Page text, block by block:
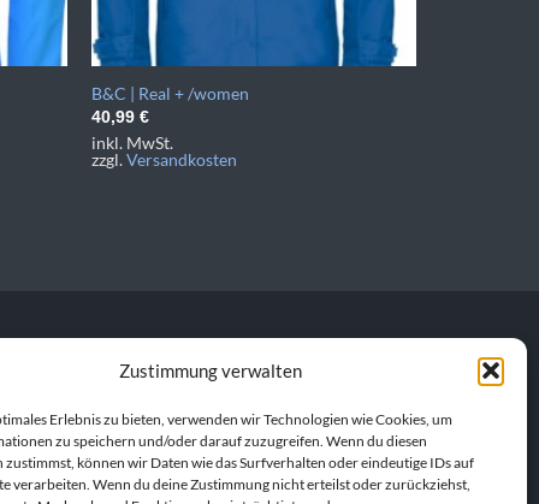
Zustimmung verwalten
Erlebnis zu bieten, verwenden wir Technologien wie Cookies, um
zu speichern und/oder darauf zuzugreifen. Wenn du diesen
zustimmst, können wir Daten wie das Surfverhalten oder eindeutige IDs auf
verarbeiten. Wenn du deine Zustimmung nicht erteilst oder zurückziehst,
B&C | Real + /women
40,99 €
inkl. MwSt.
zzgl.Versandkosten
Gemeinsam